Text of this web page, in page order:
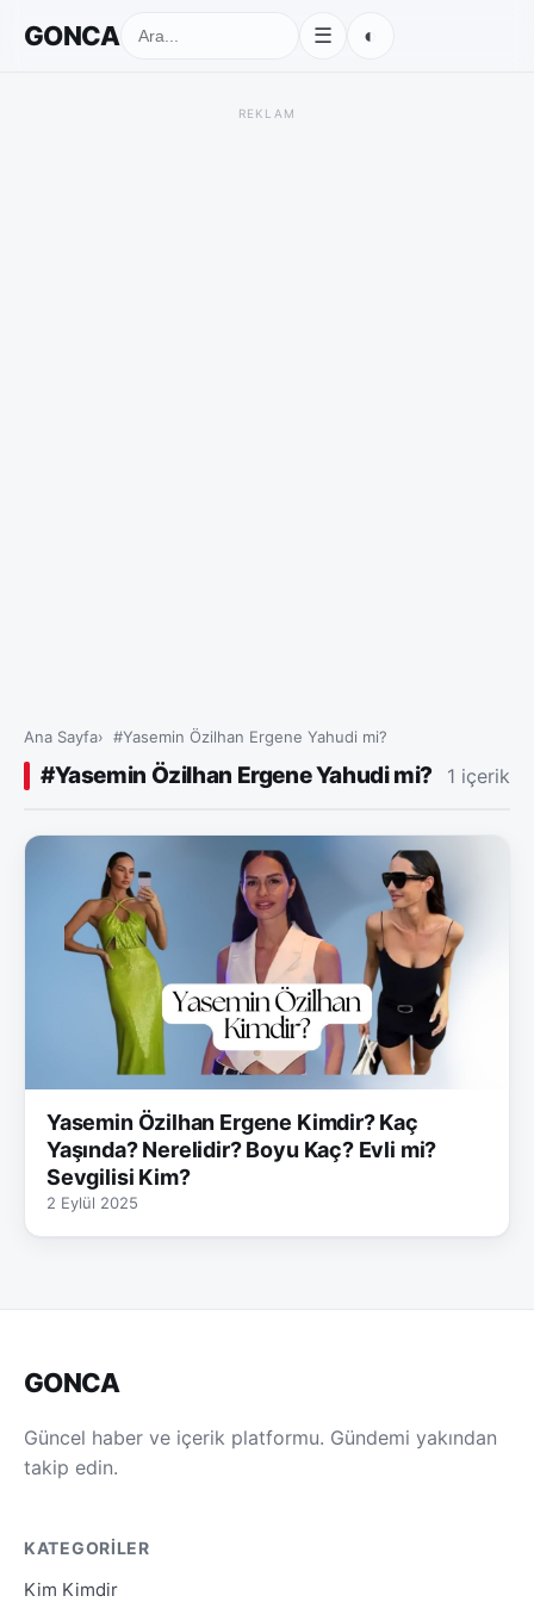
GONCA ☰ ◐
REKLAM
Ana Sayfa #Yasemin Özilhan Ergene Yahudi mi?
#Yasemin Özilhan Ergene Yahudi mi? 1 içerik
Yasemin Özilhan Ergene Kimdir? Kaç
Yaşında? Nerelidir? Boyu Kaç? Evli mi?
Sevgilisi Kim?
2 Eylül 2025
GONCA
Güncel haber ve içerik platformu. Gündemi yakından
takip edin.
KATEGORILER
Kim Kimdir